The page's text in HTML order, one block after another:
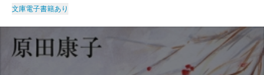
文庫電子書籍あり